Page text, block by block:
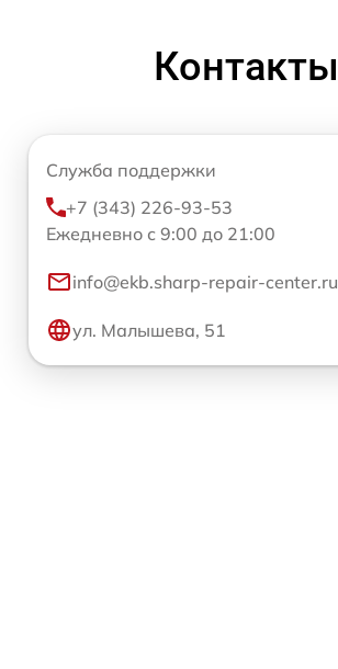
Контакты
Служба поддержки
+7 (343) 226-93-53
Ежедневно с 9:00 до 21:00
info@ekb.sharp-repair-center.ru
ул. Малышева, 51